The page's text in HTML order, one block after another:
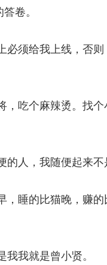
卷。
必须给我上线，否
，吃个麻辣烫。找
的人，我随便起来不
，睡的比猫晚，赚
我我就是曾小贤。